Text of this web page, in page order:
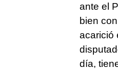
ante el
bien
acarició
día,